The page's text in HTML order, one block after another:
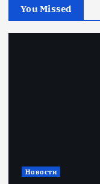
You Missed
Новости